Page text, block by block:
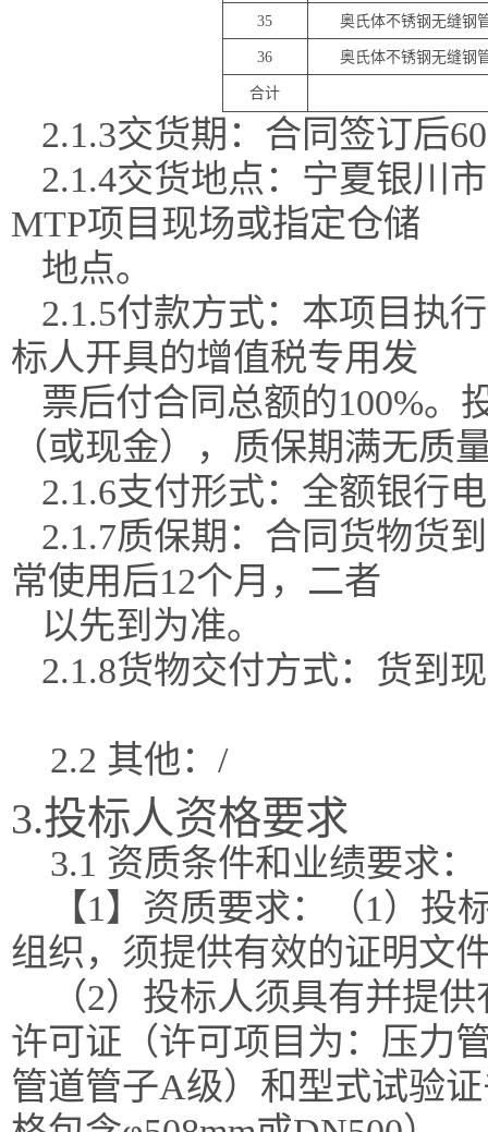
35 奥氏体不锈钢无缝钢
36 奥氏体不锈钢无缝钢
合计
2.1.3交货期：合同签订后
2.1.4交货地点：宁夏银川
MTP项目现场或指定仓储
地点。
2.1.5付款方式：本项目执
标人开具的增值税专用发
票后付合同总额的100%。
（或现金），质保期满无质
2.1.6支付形式：全额银行
2.1.7质保期：合同货物货
常使用后12个月，二者
以先到为准。
2.1.8货物交付方式：货到
2.2 其他：/
3.投标人资格要求
3.1 资质条件和业绩要求：
【1】资质要求：（1）
组织，须提供有效的证明文
（2）投标人须具有并提
许可证（许可项目为：压力
管道管子A级）和型式试验